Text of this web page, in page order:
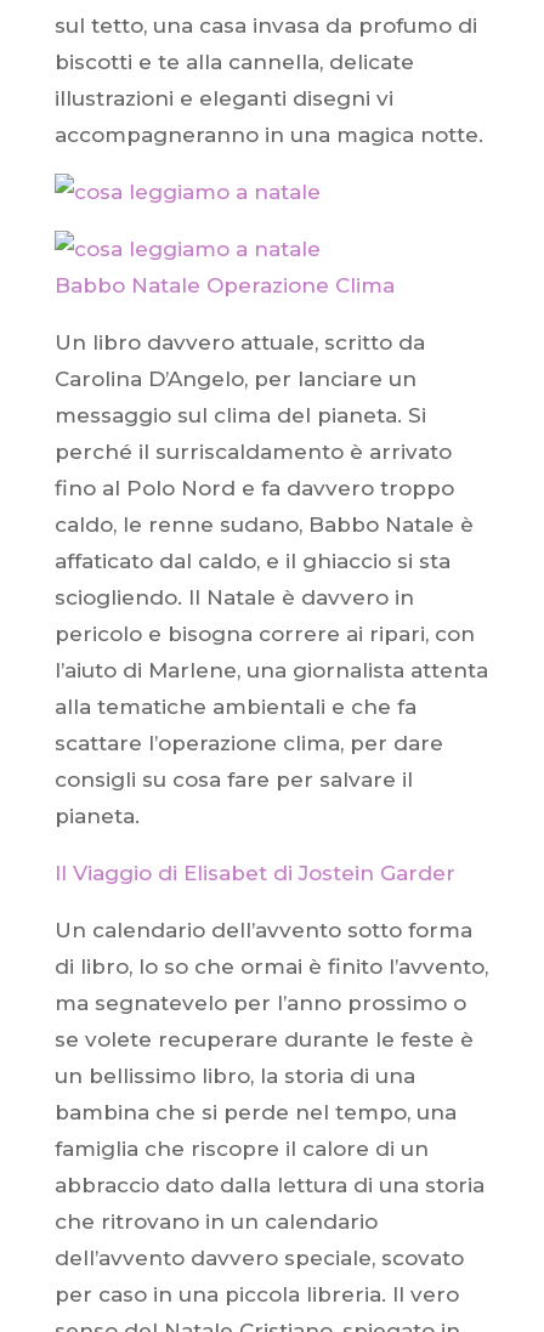
sul tetto, una casa invasa da profumo di
biscotti e te alla cannella, delicate
illustrazioni e eleganti disegni vi
accompagneranno in una magica notte.
Babbo Natale Operazione Clima
Un libro davvero attuale, scritto da
Carolina D’Angelo, per lanciare un
messaggio sul clima del pianeta. Si
perché il surriscaldamento è arrivato
fino al Polo Nord e fa davvero troppo
caldo, le renne sudano, Babbo Natale è
affaticato dal caldo, e il ghiaccio si sta
sciogliendo. Il Natale è davvero in
pericolo e bisogna correre ai ripari, con
l’aiuto di Marlene, una giornalista attenta
alla tematiche ambientali e che fa
scattare l’operazione clima, per dare
consigli su cosa fare per salvare il
pianeta.
Il Viaggio di Elisabet di Jostein Garder
Un calendario dell’avvento sotto forma
di libro, lo so che ormai è finito l’avvento,
ma segnatevelo per l’anno prossimo o
se volete recuperare durante le feste è
un bellissimo libro, la storia di una
bambina che si perde nel tempo, una
famiglia che riscopre il calore di un
abbraccio dato dalla lettura di una storia
che ritrovano in un calendario
dell’avvento davvero speciale, scovato
per caso in una piccola libreria. Il vero